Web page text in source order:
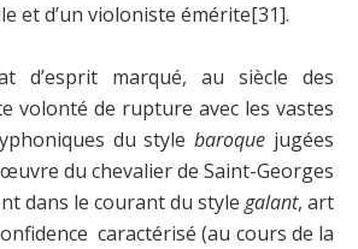
et d’un violoniste émérite[31].
d’esprit marqué, au siècle des
volonté de rupture avec les vastes
du stylebaroque jugées
du chevalier de Saint-Georges
dans le courant du stylegalant, art
caractérisé (au cours de la